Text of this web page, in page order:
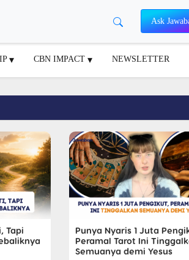
Ask
CBN IMPACT NEWSLETTER
Tapi
Punya Nyaris 1 Juta
Peramal Tarot Ini
Semuanya demi Yesus